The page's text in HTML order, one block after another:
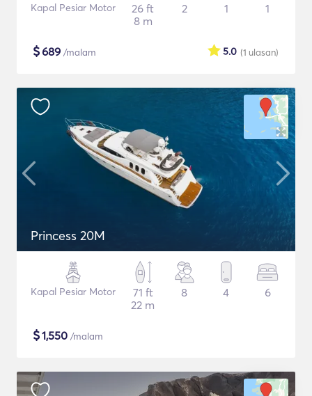
Kapal Pesiar Motor
26 ft
8 m
2 1 1
$689 /malam (1 ulasan)
5.0
Princess 20M
Kapal Pesiar Motor
71 ft
22 m
8 4 6
$1,550 /malam